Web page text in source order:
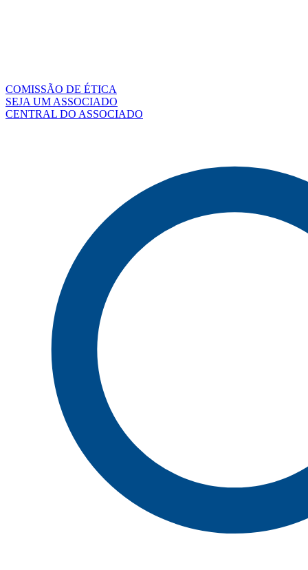
COMISSÃO DE ÉTICA
SEJA UM ASSOCIADO
CENTRAL DO ASSOCIADO